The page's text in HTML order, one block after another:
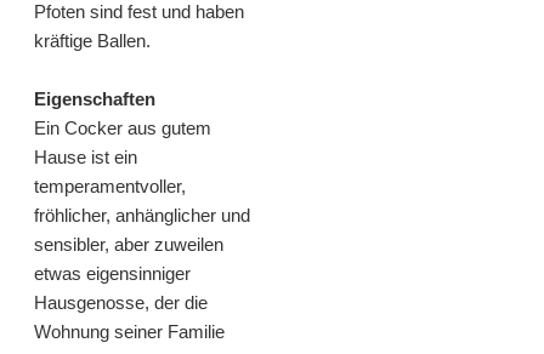
Pfoten sind fest und haben
kräftige Ballen.
Eigenschaften
Ein Cocker aus gutem
Hause ist ein
temperamentvoller,
fröhlicher, anhänglicher und
sensibler, aber zuweilen
etwas eigensinniger
Hausgenosse, der die
Wohnung seiner Familie